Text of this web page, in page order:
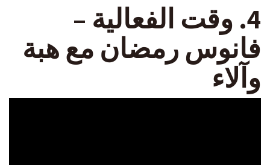
4. وقت الفعالية –
فانوس رمضان مع هبة
وآلاء